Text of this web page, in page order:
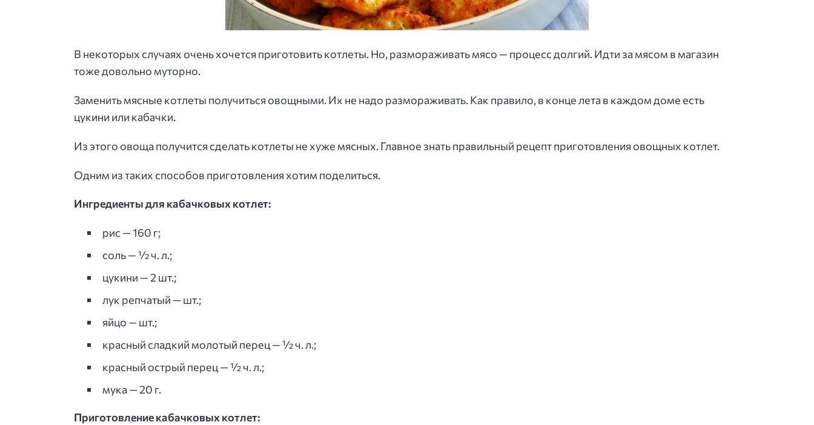
В некоторых случаях очень хочется приготовить котлеты. Но, размораживать мясо — процесс долгий. Идти за мясом в магазин
тоже довольно муторно.
Заменить мясные котлеты получиться овощными. Их не надо размораживать. Как правило, в конце лета в каждом доме есть
цукини или кабачки.
Из этого овоща получится сделать котлеты не хуже мясных. Главное знать правильный рецепт приготовления овощных котлет.
Одним из таких способов приготовления хотим поделиться.
Ингредиенты для кабачковых котлет:
рис — 160 г;
соль — ½ ч. л.;
цукини — 2 шт.;
лук репчатый — шт.;
яйцо — шт.;
красный сладкий молотый перец — ½ ч. л.;
красный острый перец — ½ ч. л.;
мука — 20 г.
Приготовление кабачковых котлет: